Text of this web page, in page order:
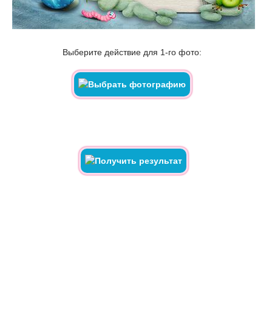
Выберите действие для 1-го фото: